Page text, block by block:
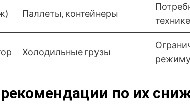
Паллеты, контейнеры
технике
Холодильные грузы
по их